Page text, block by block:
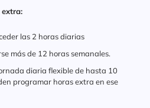
extra:
las 2 horas diarias
más de 12 horas semanales.
diaria flexible de hasta 10
programar horas extra en ese